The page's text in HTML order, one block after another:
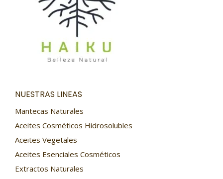
NUESTRAS LINEAS
Mantecas Naturales
Aceites Cosméticos Hidrosolubles
Aceites Vegetales
Aceites Esenciales Cosméticos
Extractos Naturales